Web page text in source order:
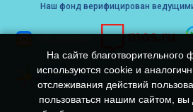
Наш фонд верифицирован
На сайте благотворительного
используются cookie и
отслеживания действий
пользоваться нашим сайтом, вы